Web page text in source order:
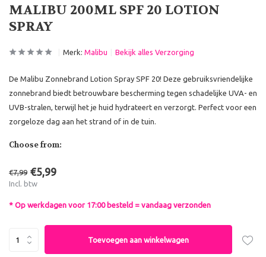
MALIBU 200ML SPF 20 LOTION
SPRAY
Merk: Malibu Bekijk alles Verzorging
De Malibu Zonnebrand Lotion Spray SPF 20! Deze gebruiksvriendelijke
zonnebrand biedt betrouwbare bescherming tegen schadelijke UVA- en
UVB-stralen, terwijl het je huid hydrateert en verzorgt. Perfect voor een
zorgeloze dag aan het strand of in de tuin.
Choose from:
€7,99 €5,99
Incl. btw
* Op werkdagen voor 17:00 besteld = vandaag verzonden
Toevoegen aan winkelwagen